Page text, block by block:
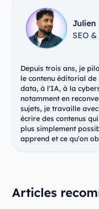
Julien
SEO
Depuis trois ans, je
le contenu éditorial
data, à l'IA, à la
notamment en
sujets, je travaille
écrire des contenus
plus simplement
apprend et ce qu'on
Articles